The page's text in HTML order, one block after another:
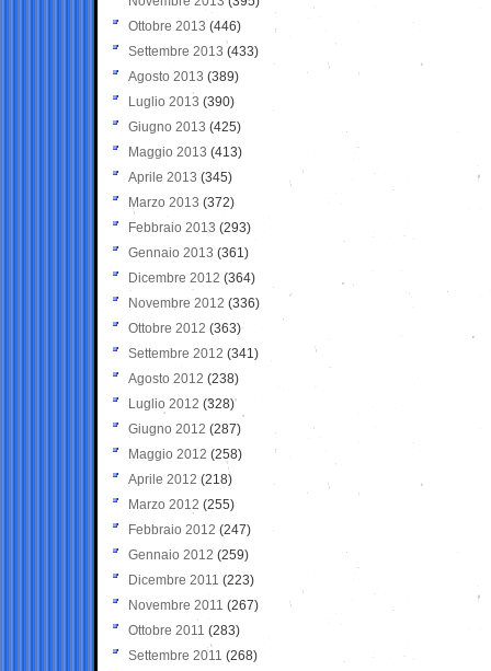
Ottobre 2013 (446)
Settembre 2013 (433)
Agosto 2013 (389)
Luglio 2013 (390)
Giugno 2013 (425)
Maggio 2013 (413)
Aprile 2013 (345)
Marzo 2013 (372)
Febbraio 2013 (293)
Gennaio 2013 (361)
Dicembre 2012 (364)
Novembre 2012 (336)
Ottobre 2012 (363)
Settembre 2012 (341)
Agosto 2012 (238)
Luglio 2012 (328)
Giugno 2012 (287)
Maggio 2012 (258)
Aprile 2012 (218)
Marzo 2012 (255)
Febbraio 2012 (247)
Gennaio 2012 (259)
Dicembre 2011 (223)
Novembre 2011 (267)
Ottobre 2011 (283)
Settembre 2011 (268)